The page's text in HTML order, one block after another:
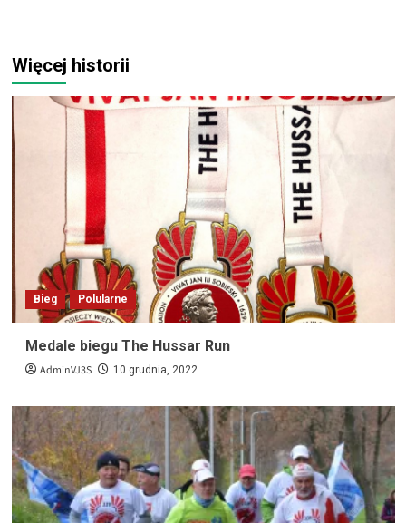
Więcej historii
Bieg Polularne
Medale biegu The Hussar Run
AdminVJ3S 10 grudnia, 2022